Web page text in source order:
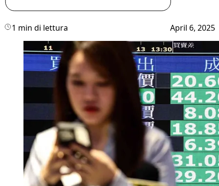
1 min di lettura April 6, 2025